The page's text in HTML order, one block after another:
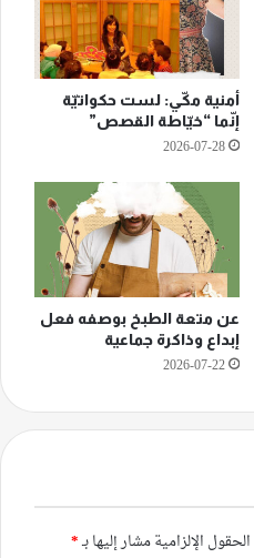
أمنية مكّي: لست حكواتيّة
إنّما “خيّاطة القصص”
2026-07-28
عن متعة الطبخ بوصفه فعل
إبداع وذاكرة جماعية
2026-07-22
الحقول الإلزامية مشار إليها بـ*